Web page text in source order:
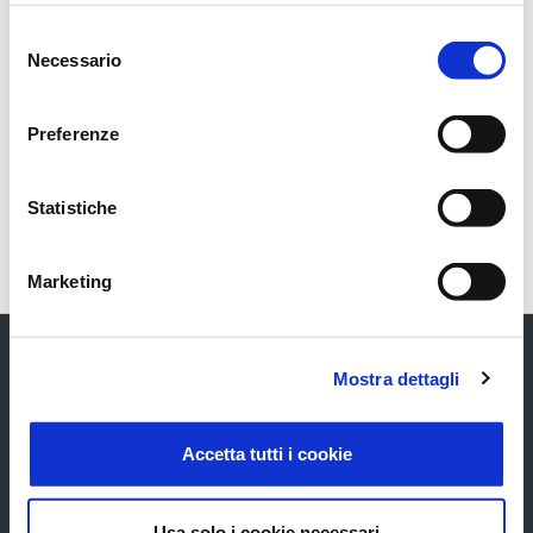
delNecessario
Preferenze
Statistiche
Marketing
Mostra dettagli
Accetta tutti i cookie
Chi Siamo
Comunicati
Rassegna